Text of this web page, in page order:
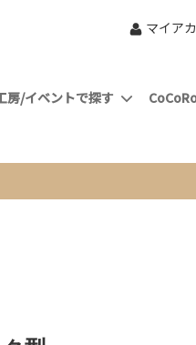
マイア
マーケットスタンド
動物たち
房/イベントで探す
小部屋で